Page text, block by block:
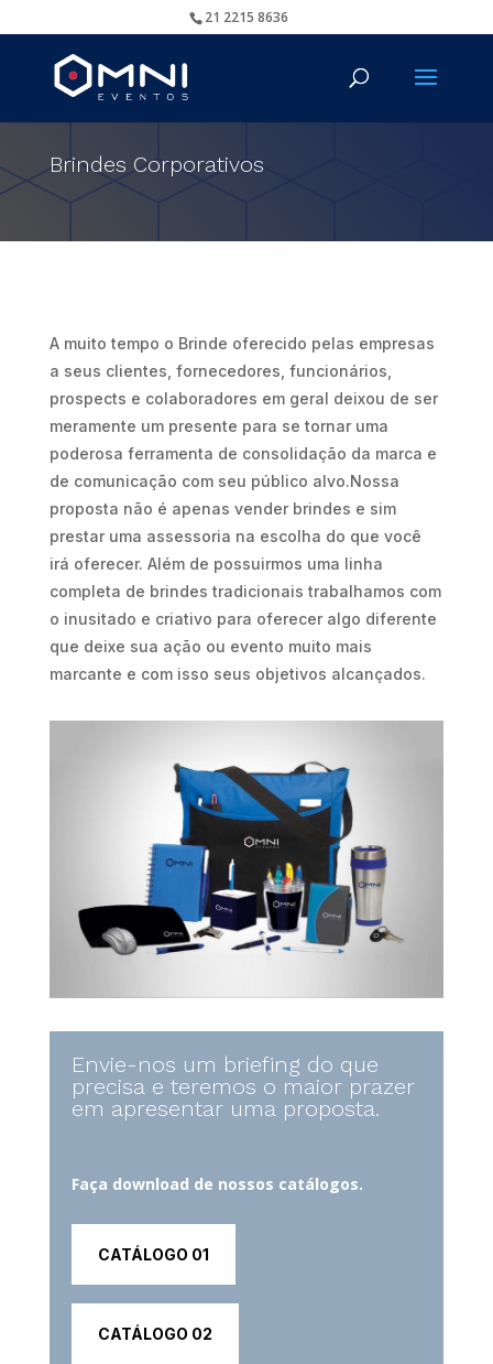
21 2215 8636
Brindes Corporativos
A muito tempo o Brinde oferecido pelas empresas
a seus clientes, fornecedores, funcionários,
prospects e colaboradores em geral deixou de ser
meramente um presente para se tornar uma
poderosa ferramenta de consolidação da marca e
de comunicação com seu público alvo.Nossa
proposta não é apenas vender brindes e sim
prestar uma assessoria na escolha do que você
irá oferecer. Além de possuirmos uma linha
completa de brindes tradicionais trabalhamos com
o inusitado e criativo para oferecer algo diferente
que deixe sua ação ou evento muito mais
marcante e com isso seus objetivos alcançados.
Envie-nos um briefing do que
precisa e teremos o maior prazer
em apresentar uma proposta.
Faça download de nossos catálogos.
CATÁLOGO 01
CATÁLOGO 02